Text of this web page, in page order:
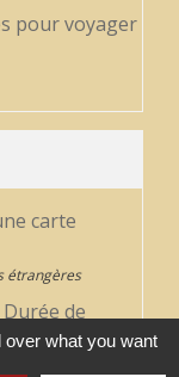
pour voyager
carte
étrangères
de
what you want